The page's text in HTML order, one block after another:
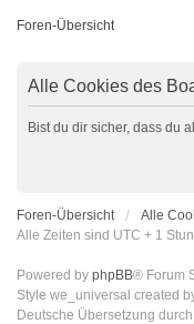
Foren-Übersicht
Alle Cookies des
Bist du dir sicher, dass du
Foren-Übersicht
Alle
Alle Zeiten sind UTC + 1
Powered by phpBB® Forum
Style we_universal created
Deutsche Übersetzung durch